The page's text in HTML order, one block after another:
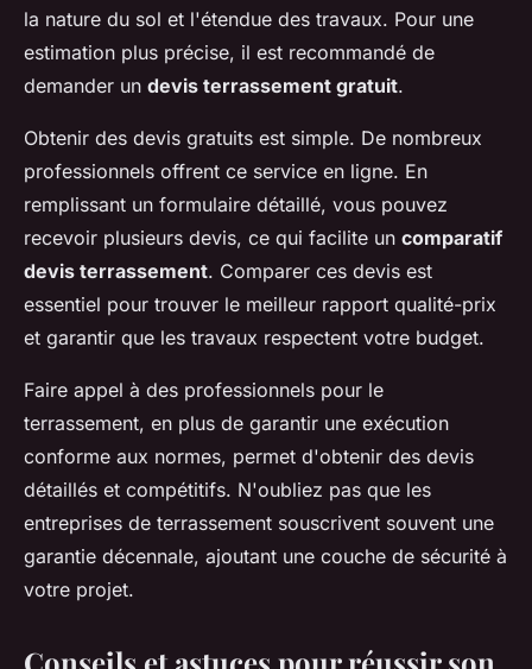
la nature du sol et l'étendue des travaux. Pour une
estimation plus précise, il est recommandé de
demander un devis terrassement gratuit.
Obtenir des devis gratuits est simple. De nombreux
professionnels offrent ce service en ligne. En
remplissant un formulaire détaillé, vous pouvez
recevoir plusieurs devis, ce qui facilite un comparatif
devis terrassement. Comparer ces devis est
essentiel pour trouver le meilleur rapport qualité-prix
et garantir que les travaux respectent votre budget.
Faire appel à des professionnels pour le
terrassement, en plus de garantir une exécution
conforme aux normes, permet d'obtenir des devis
détaillés et compétitifs. N'oubliez pas que les
entreprises de terrassement souscrivent souvent une
garantie décennale, ajoutant une couche de sécurité à
votre projet.